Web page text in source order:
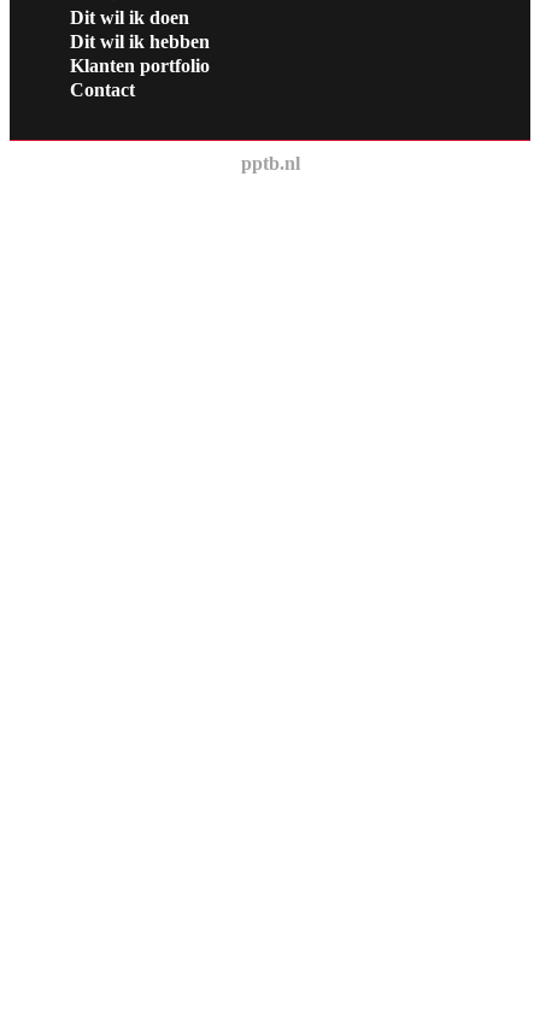
Dit wil ik doen
Dit wil ik hebben
Klanten portfolio
Contact
pptb.nl